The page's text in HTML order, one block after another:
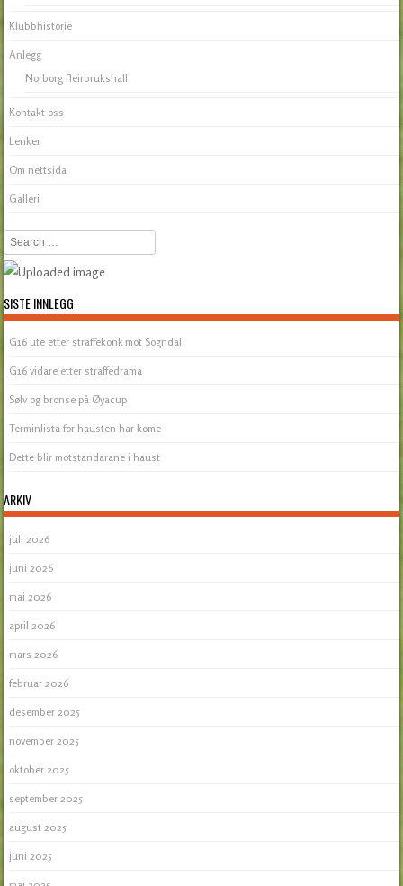
Klubbhistorie
Anlegg
Norborg fleirbrukshall
Kontakt oss
Lenker
Om nettsida
Galleri
Search
SISTE INNLEGG
G16 ute etter straffekonk mot Sogndal
G16 vidare etter straffedrama
Sølv og bronse på Øyacup
Terminlista for hausten har kome
Dette blir motstandarane i haust
ARKIV
juli 2026
juni 2026
mai 2026
april 2026
mars 2026
februar 2026
desember 2025
november 2025
oktober 2025
september 2025
august 2025
juni 2025